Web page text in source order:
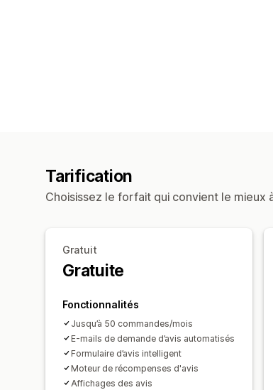
Tarification
Choisissez le forfait qui convient le mieux
Gratuit
Gratuite
Fonctionnalités
Jusqu’à 50 commandes/mois
E-mails de demande d’avis automatisés
Formulaire d’avis intelligent
Moteur de récompenses d'avis
Affichages des avis